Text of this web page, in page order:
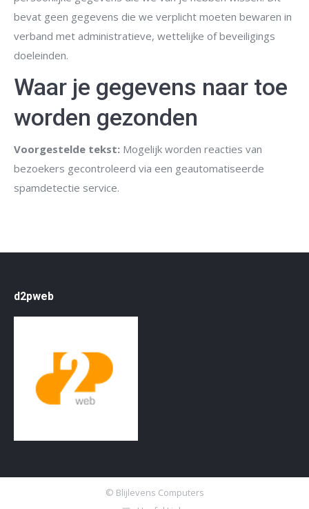
bevat geen gegevens die we verplicht moeten bewaren in
verband met administratieve, wettelijke of beveiligings
doeleinden.
Waar je gegevens naar toe
worden gezonden
Voorgestelde tekst: Mogelijk worden reacties van
bezoekers gecontroleerd via een geautomatiseerde
spamdetectie service.
d2pweb
© Blijlevens Computers